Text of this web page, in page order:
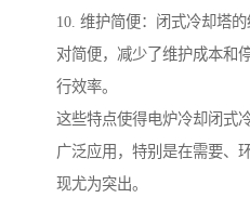
10. 维护简便：闭式冷却塔
对简便，减少了维护成本和
行效率。
这些特点使得电炉冷却闭式
广泛应用，特别是在需要、
现尤为突出。